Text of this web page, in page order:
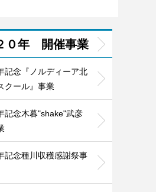
０年 開催事業
記念『ノルディーア北
クール』事業
記念木暮"shake"武彦
記念種川収穫感謝祭事